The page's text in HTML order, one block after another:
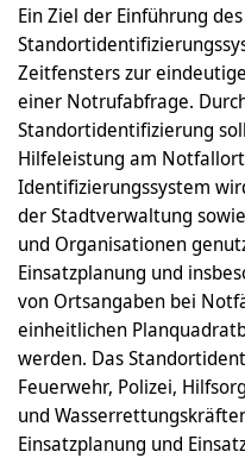
Ein Ziel der Einführung des
Zeitfensters zur
einer Notrufabfrage.
Standortidentifizierung
Hilfeleistung am
Identifizierungssystem
der Stadtverwaltung
und Organisationen
Einsatzplanung und
von Ortsangaben bei
einheitlichen
werden. Das
Feuerwehr, Polizei,
und
Einsatzplanung und